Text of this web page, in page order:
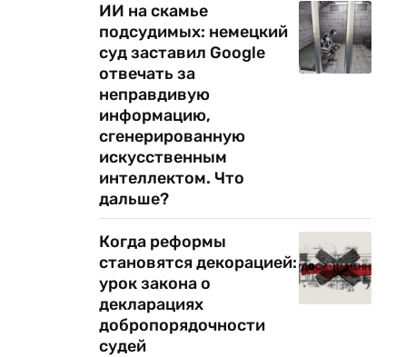
ИИ на скамье
подсудимых: немецкий
суд заставил Google
отвечать за
неправдивую
информацию,
сгенерированную
искусственным
интеллектом. Что
дальше?
Когда реформы
становятся декорацией:
урок закона о
декларациях
добропорядочности
судей